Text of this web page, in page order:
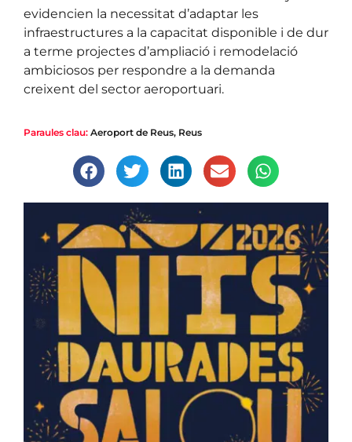
evidencien la necessitat d’adaptar les
infraestructures a la capacitat disponible i de dur
a terme projectes d’ampliació i remodelació
ambiciosos per respondre a la demanda
creixent del sector aeroportuari.
Paraules clau: Aeroport de Reus, Reus